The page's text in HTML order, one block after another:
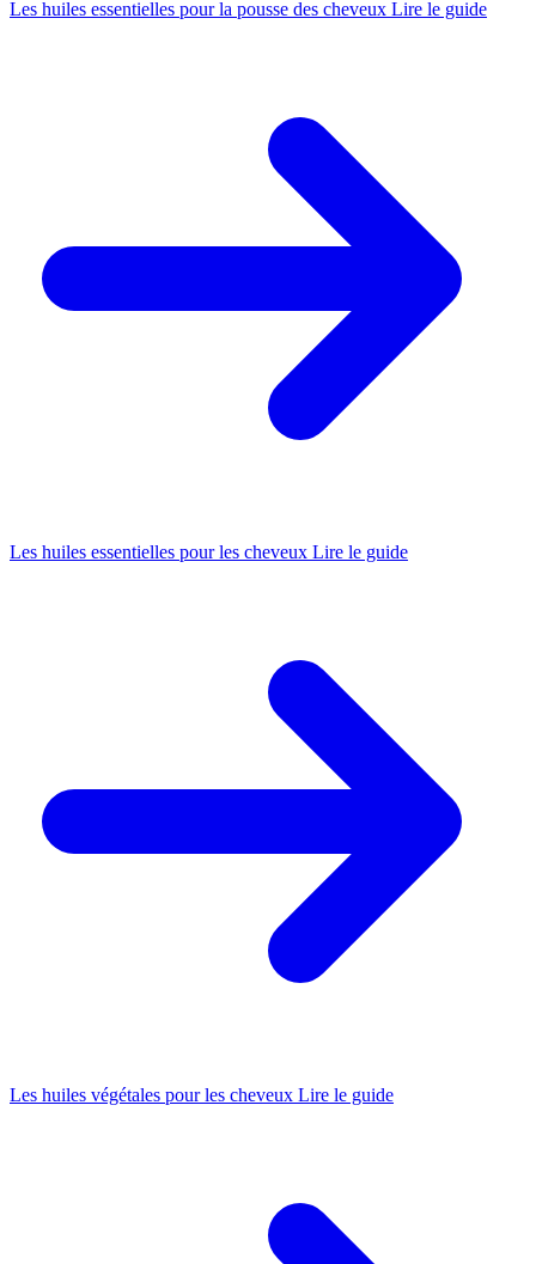
Les huiles essentielles pour la pousse des cheveux Lire le guide
Les huiles essentielles pour les cheveux Lire le guide
Les huiles végétales pour les cheveux Lire le guide